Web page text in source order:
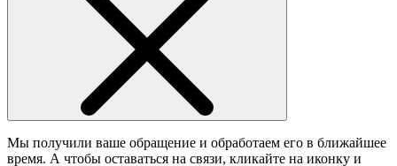
Мы получили ваше обращение и обработаем его в ближайшее
время. А чтобы оставаться на связи, кликайте на иконку и